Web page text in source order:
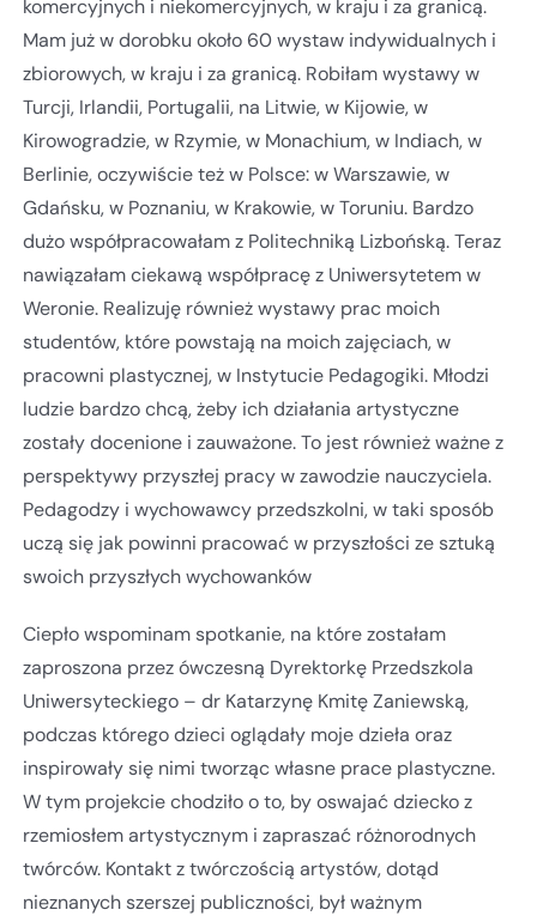
komercyjnych i niekomercyjnych, w kraju i za granicą.
Mam już w dorobku około 60 wystaw indywidualnych i
zbiorowych, w kraju i za granicą. Robiłam wystawy w
Turcji, Irlandii, Portugalii, na Litwie, w Kijowie, w
Kirowogradzie, w Rzymie, w Monachium, w Indiach, w
Berlinie, oczywiście też w Polsce: w Warszawie, w
Gdańsku, w Poznaniu, w Krakowie, w Toruniu. Bardzo
dużo współpracowałam z Politechniką Lizbońską. Teraz
nawiązałam ciekawą współpracę z Uniwersytetem w
Weronie. Realizuję również wystawy prac moich
studentów, które powstają na moich zajęciach, w
pracowni plastycznej, w Instytucie Pedagogiki. Młodzi
ludzie bardzo chcą, żeby ich działania artystyczne
zostały docenione i zauważone. To jest również ważne z
perspektywy przyszłej pracy w zawodzie nauczyciela.
Pedagodzy i wychowawcy przedszkolni, w taki sposób
uczą się jak powinni pracować w przyszłości ze sztuką
swoich przyszłych wychowanków
Ciepło wspominam spotkanie, na które zostałam
zaproszona przez ówczesną Dyrektorkę Przedszkola
Uniwersyteckiego – dr Katarzynę Kmitę Zaniewską,
podczas którego dzieci oglądały moje dzieła oraz
inspirowały się nimi tworząc własne prace plastyczne.
W tym projekcie chodziło o to, by oswajać dziecko z
rzemiosłem artystycznym i zapraszać różnorodnych
twórców. Kontakt z twórczością artystów, dotąd
nieznanych szerszej publiczności, był ważnym